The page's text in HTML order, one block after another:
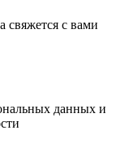
свяжется с вами
данных и